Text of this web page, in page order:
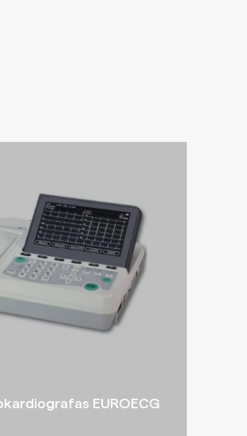
EUROECG